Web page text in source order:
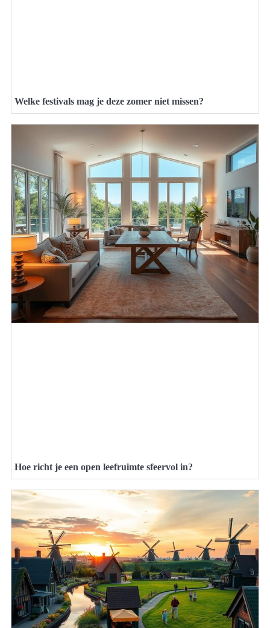
Welke festivals mag je deze zomer niet missen?
Hoe richt je een open leefruimte sfeervol in?